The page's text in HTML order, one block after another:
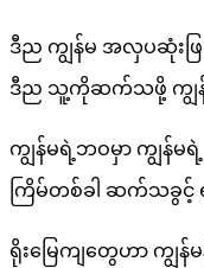
ဒီည ကျွန်မ အလှပဆုံး
ဒီည သူ့ကိုဆက်သဖို့ ကျွန်မ
ကျွန်မရဲ့ဘဝမှာ ကျွန်မ
ကြိမ်တစ်ခါ ဆက်သခွင့်
ရိုးမြေကျတွေဟာ ကျွန်